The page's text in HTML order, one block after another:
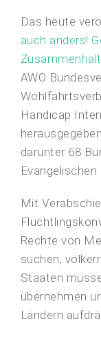
Das heute
auch anders!
AWO
Handicap
darunter 68
Mit
Rechte von
suchen,
Staaten
übernehmen
Ländern